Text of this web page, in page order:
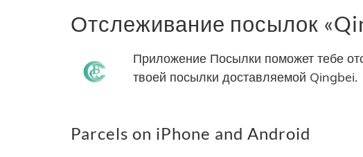
Отслеживание посылок
Приложение Посылки поможет тебе
твоей посылки доставляемой Qingbei.
Parcels on iPhone and Android